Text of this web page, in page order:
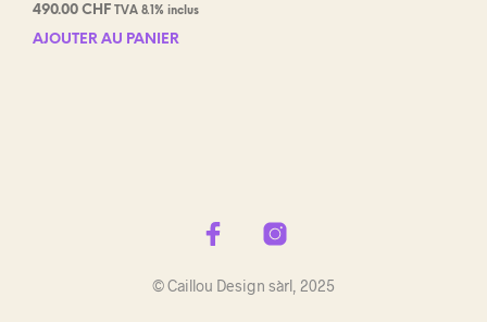
490.00 CHF TVA 8.1% inclus
AJOUTER AU PANIER
© Caillou Design sàrl, 2025